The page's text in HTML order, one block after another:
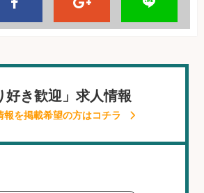
好き歓迎」求人情報
報を掲載希望の方はコチラ